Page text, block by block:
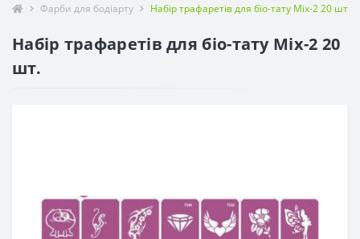
Фарби для бодіарту Набір трафаретів для біо-тату Mix-2 20 шт.
Набір трафаретів для біо-тату Mix-2 20
шт.